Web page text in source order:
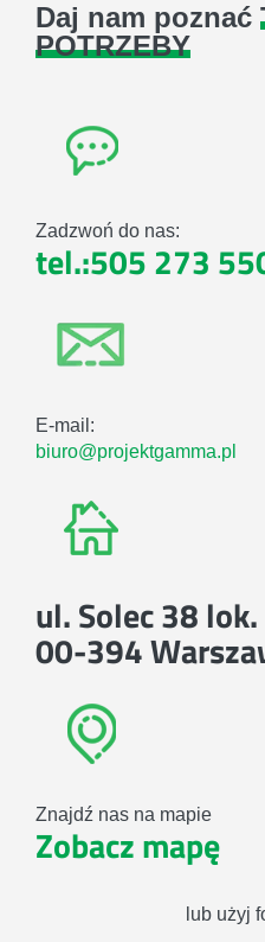
Daj nam poznać
POTRZEBY
Zadzwoń do nas:
tel.:505 273
E-mail:
biuro@projektgamma.pl
ul. Solec 38
00-394
Znajdź nas na mapie
Zobacz mapę
lub użyj